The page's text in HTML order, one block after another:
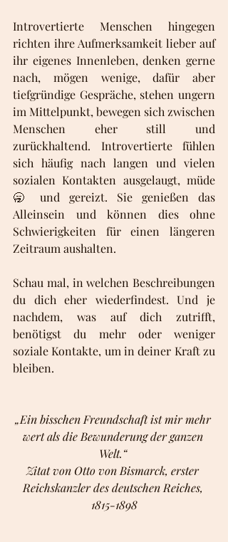
Introvertierte Menschen hingegen
richten ihre Aufmerksamkeit lieber auf
ihr eigenes Innenleben, denken gerne
nach, mögen wenige, dafür aber
tiefgründige Gespräche, stehen ungern
im Mittelpunkt, bewegen sich zwischen
Menschen eher still und
zurückhaltend. Introvertierte fühlen
sich häufig nach langen und vielen
sozialen Kontakten ausgelaugt, müde
🥱 und gereizt. Sie genießen das
Alleinsein und können dies ohne
Schwierigkeiten für einen längeren
Zeitraum aushalten.
Schau mal, in welchen Beschreibungen
du dich eher wiederfindest. Und je
nachdem, was auf dich zutrifft,
benötigst du mehr oder weniger
soziale Kontakte, um in deiner Kraft zu
bleiben.
„Ein bisschen Freundschaft ist mir mehr
wert als die Bewunderung der ganzen
Welt.“
Zitat von Otto von Bismarck, erster
Reichskanzler des deutschen Reiches,
1815-1898